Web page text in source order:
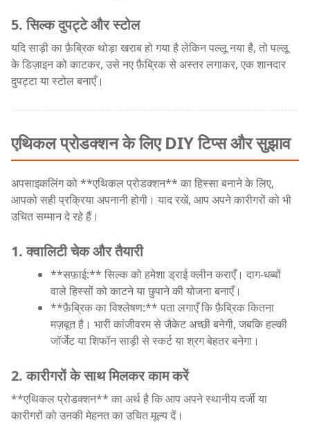
5. सिल्क दुपट्टे और स्टोल
यदि साड़ी का फ़ैब्रिक थोड़ा खराब हो गया है लेकिन पल्लू नया है, तो पल्लू
के डिज़ाइन को काटकर, उसे नए फ़ैब्रिक से अस्तर लगाकर, एक शानदार
दुपट्टा या स्टोल बनाएँ।
एथिकल प्रोडक्शन के लिए DIY टिप्स और सुझाव
अपसाइकलिंग को **एथिकल प्रोडक्शन** का हिस्सा बनाने के लिए,
आपको सही प्रक्रिया अपनानी होगी। याद रखें, आप अपने कारीगरों को भी
उचित सम्मान दे रहे हैं।
1. क्वालिटी चेक और तैयारी
**सफ़ाई:** सिल्क को हमेशा ड्राई क्लीन कराएँ। दाग-धब्बों
वाले हिस्सों को काटने या छुपाने की योजना बनाएँ।
**फ़ैब्रिक का विश्लेषण:** पता लगाएँ कि फ़ैब्रिक कितना
मज़बूत है। भारी कांजीवरम से जैकेट अच्छी बनेगी, जबकि हल्की
जॉर्जेट या शिफॉन साड़ी से स्कर्ट या श्रग बेहतर बनेगा।
2. कारीगरों के साथ मिलकर काम करें
**एथिकल प्रोडक्शन** का अर्थ है कि आप अपने स्थानीय दर्जी या
कारीगरों को उनकी मेहनत का उचित मूल्य दें।